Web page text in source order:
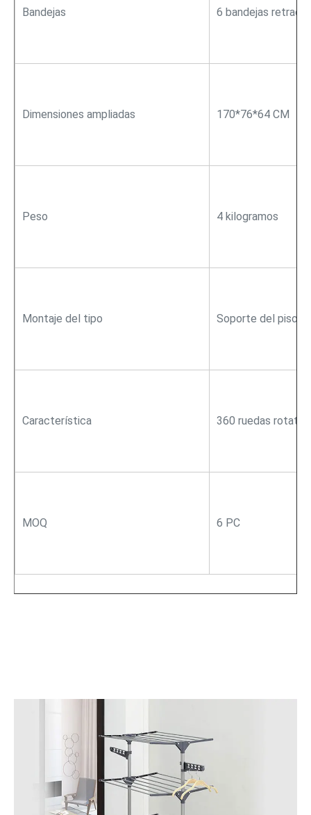
Bandejas 6 bandejas
Dimensiones ampliadas 170*76*64 CM
Peso 4 kilogramos
Montaje del tipo Soporte del piso
Característica 360 ruedas
MOQ 6 PC